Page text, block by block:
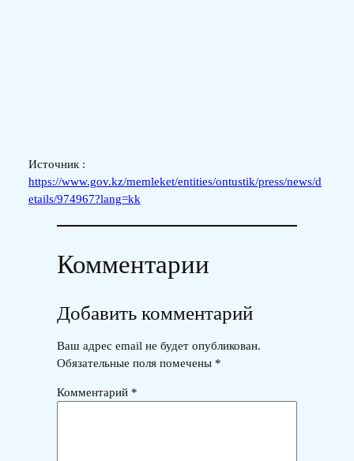
Источник :
https://www.gov.kz/memleket/entities/ontustik/press/news/d
etails/974967?lang=kk
Комментарии
Добавить комментарий
Ваш адрес email не будет опубликован.
Обязательные поля помечены *
Комментарий *